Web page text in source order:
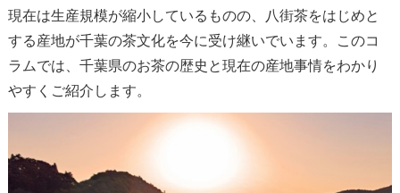
現在は生産規模が縮小しているものの、八街茶をはじめと
する産地が千葉の茶文化を今に受け継いでいます。このコ
ラムでは、千葉県のお茶の歴史と現在の産地事情をわかり
やすくご紹介します。